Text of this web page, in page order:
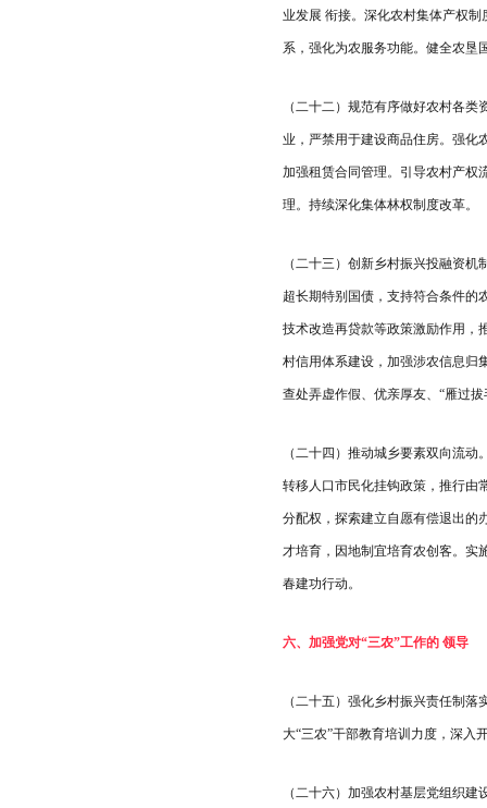
业发展 衔接。深化农村集体产权
系，强化为农服务功能。健全农垦
（二十二）规范有序做好农村各
业，严禁用于建设商品住房。强化
加强租赁合同管理。引导农村产权
理。持续深化集体林权制度改革。
（二十三）创新乡村振兴投融资
超长期特别国债，支持符合条件的
技术改造再贷款等政策激励作用，
村信用体系建设，加强涉农信息归
查处弄虚作假、优亲厚友、“雁过
（二十四）推动城乡要素双向流
转移人口市民化挂钩政策，推行由
分配权，探索建立自愿有偿退出的
才培育，因地制宜培育农创客。实
春建功行动。
六、加强党对“三农”工作的 领导
（二十五）强化乡村振兴责任制
大“三农”干部教育培训力度，深入
（二十六）加强农村基层党组织